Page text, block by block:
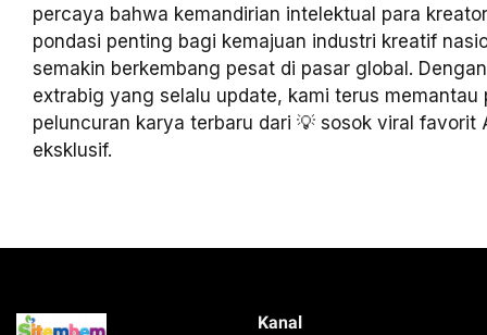
percaya bahwa kemandirian intelektual para
pondasi penting bagi kemajuan industri kreatif
semakin berkembang pesat di pasar global.
extrabig yang selalu update, kami terus memantau
peluncuran karya terbaru dari 💡 sosok viral favorit
eksklusif.
Kanal